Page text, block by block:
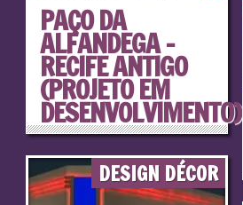
PAÇO DA
ALFANDEGA –
RECIFE ANTIGO
(PROJETO EM
DESENVOLVIMENTO)...
DESIGN DÉCOR